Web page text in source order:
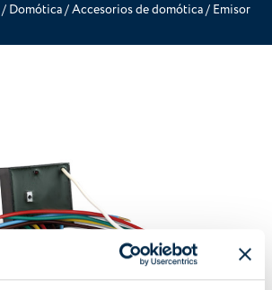
/ Domótica/Accesorios de domótica/ Emisor